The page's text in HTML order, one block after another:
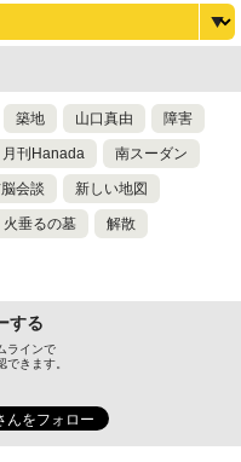
築地 山口真由 障害
月刊Hanada 南スーダン
会談 新しい地図
火垂るの墓 解散
する
ラインで
できます。